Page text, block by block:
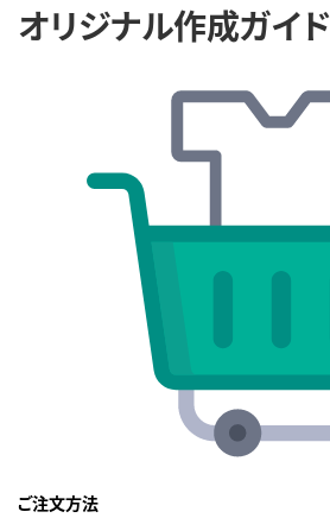
オリジナル作成ガイド
ご注文方法